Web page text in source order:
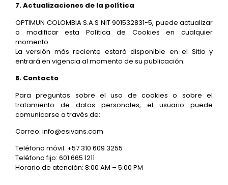
7. Actualizaciones de la política
OPTIMUN COLOMBIA S.A.S NIT 901532831-5, puede actualizar
o modificar esta Política de Cookies en cualquier
momento.
La versión más reciente estará disponible en el Sitio y
entrará en vigencia al momento de su publicación.
8. Contacto
Para preguntas sobre el uso de cookies o sobre el
tratamiento de datos personales, el usuario puede
comunicarse a través de:
Correo: info@esivans.com
Teléfono móvil: +57 310 609 3255
Teléfono fijo: 601 665 1211
Horario de atención: 8:00 AM – 5:00 PM